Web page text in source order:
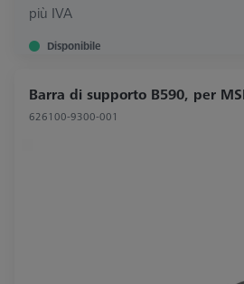
più IVA
Disponibile
Barra di supporto B590, per
626100-9300-001